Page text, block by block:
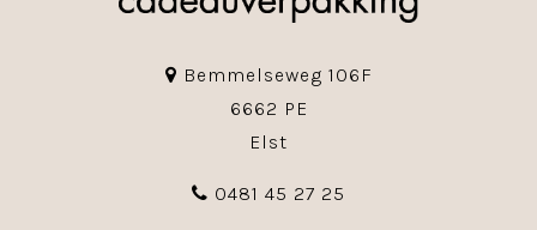
Bemmelseweg 106F
6662 PE
Elst
0481 45 27 25